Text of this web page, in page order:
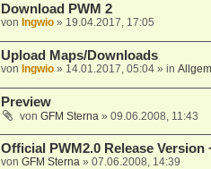
Download PWM 2
von Ingwio» 19.04.2017, 17:05
Upload Maps/Downloads
von Ingwio» 14.01.2017, 05:04» in
Preview
von GFM Sterna» 09.06.2008, 11:43
Official PWM2.0 Release Version
von GFM Sterna» 07.06.2008, 14:39